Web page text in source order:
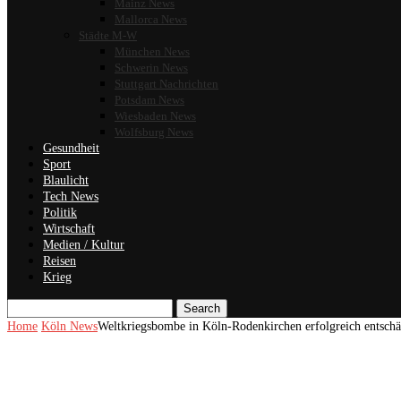
Mainz News
Mallorca News
Städte M-W
München News
Schwerin News
Stuttgart Nachrichten
Potsdam News
Wiesbaden News
Wolfsburg News
Gesundheit
Sport
Blaulicht
Tech News
Politik
Wirtschaft
Medien / Kultur
Reisen
Krieg
Search
Home Köln NewsWeltkriegsbombe in Köln-Rodenkirchen erfolgreich